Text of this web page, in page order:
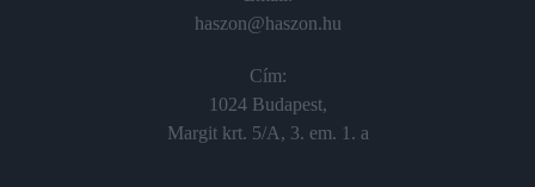
haszon@haszon.hu
Cím:
1024 Budapest,
Margit krt. 5/A, 3. em. 1. a